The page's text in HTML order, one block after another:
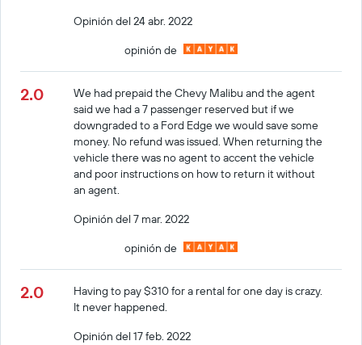
Opinión del 24 abr. 2022
opinión de
2.0
We had prepaid the Chevy Malibu and the agent
said we had a 7 passenger reserved but if we
downgraded to a Ford Edge we would save some
money. No refund was issued. When returning the
vehicle there was no agent to accent the vehicle
and poor instructions on how to return it without
an agent.
Opinión del 7 mar. 2022
opinión de
2.0
Having to pay $310 for a rental for one day is crazy.
It never happened.
Opinión del 17 feb. 2022